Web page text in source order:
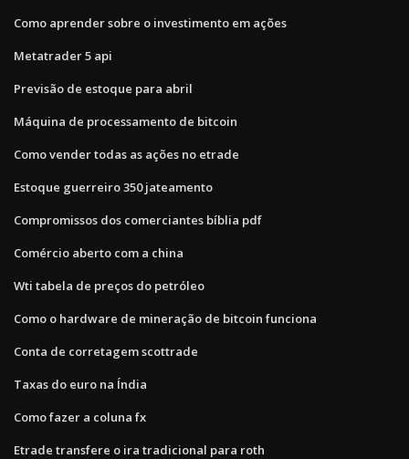
Como aprender sobre o investimento em ações
Metatrader 5 api
Previsão de estoque para abril
Máquina de processamento de bitcoin
Como vender todas as ações no etrade
Estoque guerreiro 350 jateamento
Compromissos dos comerciantes bíblia pdf
Comércio aberto com a china
Wti tabela de preços do petróleo
Como o hardware de mineração de bitcoin funciona
Conta de corretagem scottrade
Taxas do euro na Índia
Como fazer a coluna fx
Etrade transfere o ira tradicional para roth